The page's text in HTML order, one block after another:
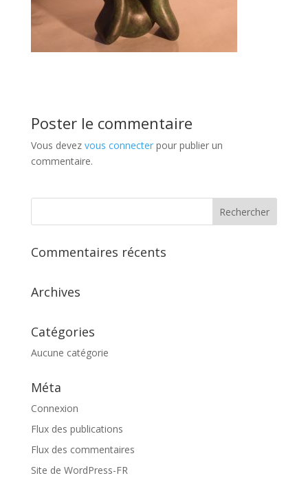
Poster le commentaire
Vous devez vous connecterpour publier un
commentaire.
Commentaires récents
Archives
Catégories
Aucune catégorie
Méta
Connexion
Flux des publications
Flux des commentaires
Site de WordPress-FR